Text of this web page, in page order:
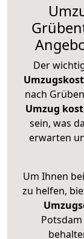
Der
nach
Umzug
sein, was
erwarten
Um Ihnen
zu helfen,